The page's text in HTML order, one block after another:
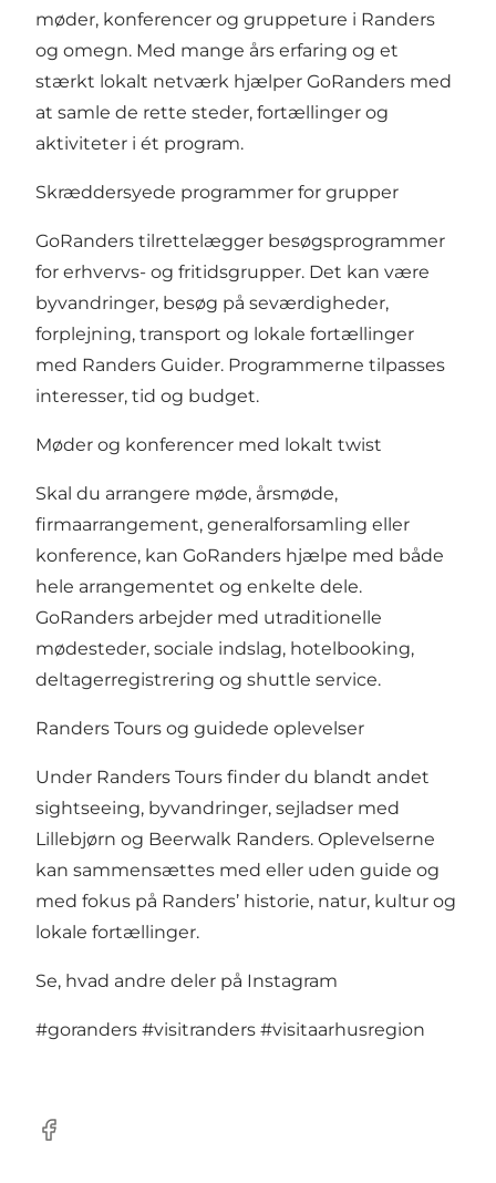
møder, konferencer og gruppeture i Randers
og omegn. Med mange års erfaring og et
stærkt lokalt netværk hjælper GoRanders med
at samle de rette steder, fortællinger og
aktiviteter i ét program.
Skræddersyede programmer for grupper
GoRanders tilrettelægger besøgsprogrammer
for erhvervs- og fritidsgrupper. Det kan være
byvandringer, besøg på seværdigheder,
forplejning, transport og lokale fortællinger
med Randers Guider. Programmerne tilpasses
interesser, tid og budget.
Møder og konferencer med lokalt twist
Skal du arrangere møde, årsmøde,
firmaarrangement, generalforsamling eller
konference, kan GoRanders hjælpe med både
hele arrangementet og enkelte dele.
GoRanders arbejder med utraditionelle
mødesteder, sociale indslag, hotelbooking,
deltagerregistrering og shuttle service.
Randers Tours og guidede oplevelser
Under Randers Tours finder du blandt andet
sightseeing, byvandringer, sejladser med
Lillebjørn og Beerwalk Randers. Oplevelserne
kan sammensættes med eller uden guide og
med fokus på Randers’ historie, natur, kultur og
lokale fortællinger.
Se, hvad andre deler på Instagram
#goranders #visitranders #visitaarhusregion
Facebook